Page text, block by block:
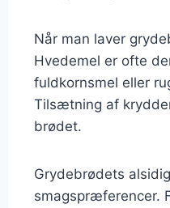
Når man laver
Hvedemel er ofte
fuldkornsmel eller
Tilsætning af
brødet.
Grydebrødets
smagspræferencer.